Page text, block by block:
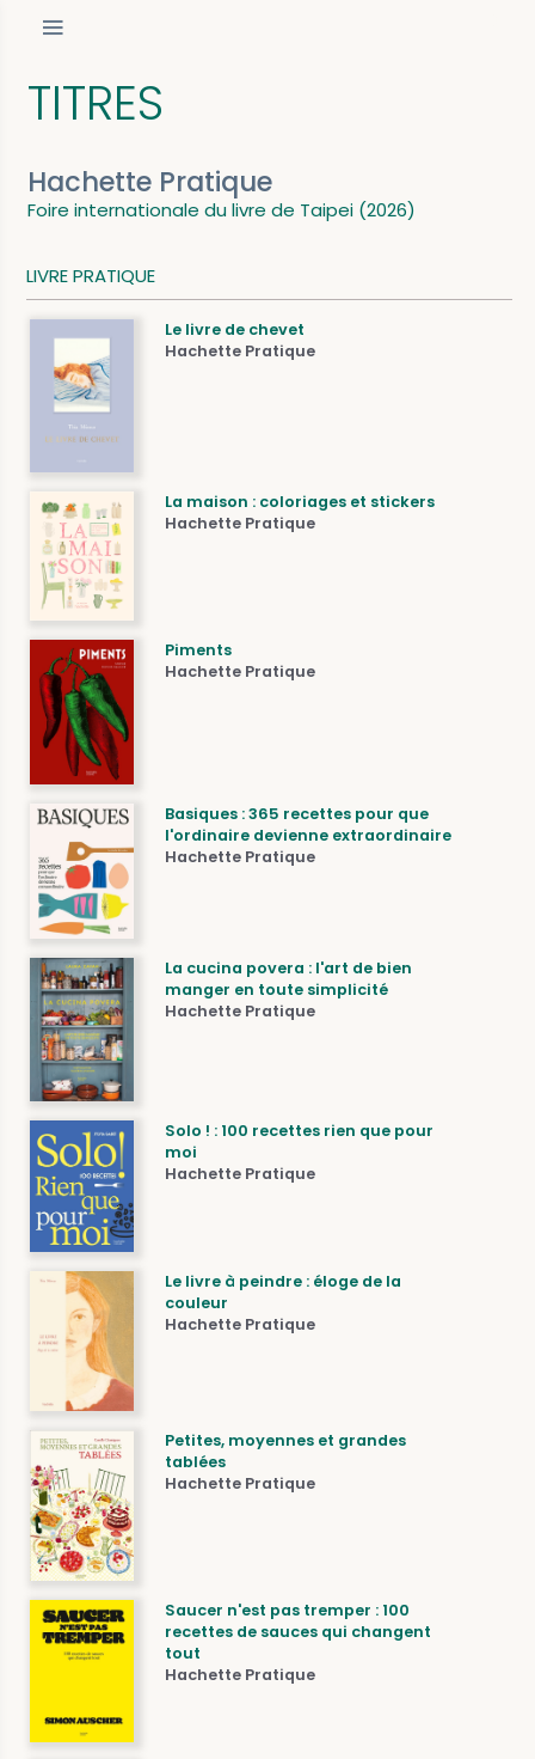
TITRES
Hachette Pratique
Foire internationale du livre de Taipei (2026)
LIVRE PRATIQUE
Le livre de chevet
Hachette Pratique
La maison : coloriages et stickers
Hachette Pratique
Piments
Hachette Pratique
Basiques : 365 recettes pour que
l'ordinaire devienne extraordinaire
Hachette Pratique
La cucina povera : l'art de bien
manger en toute simplicité
Hachette Pratique
Solo ! : 100 recettes rien que pour
moi
Hachette Pratique
Le livre à peindre : éloge de la
couleur
Hachette Pratique
Petites, moyennes et grandes
tablées
Hachette Pratique
Saucer n'est pas tremper : 100
recettes de sauces qui changent
tout
Hachette Pratique